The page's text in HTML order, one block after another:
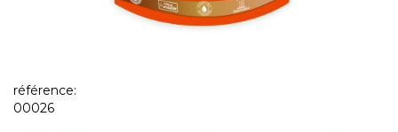
référence:
00026